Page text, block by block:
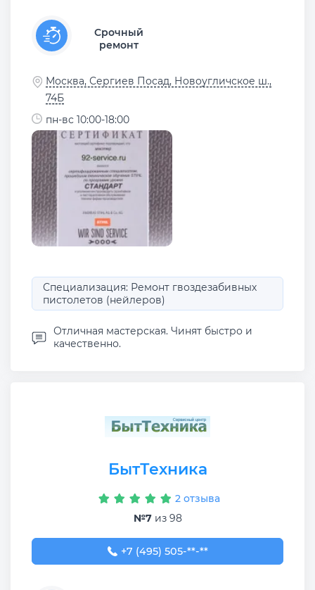
Срочный
ремонт
Москва, Сергиев Посад, Новоугличское ш.,
74Б
пн-вс 10:00-18:00
Специализация: Ремонт гвоздезабивных
пистолетов (нейлеров)
Отличная мастерская. Чинят быстро и
качественно.
БытТехника
2 отзыва
№7из 98
+7 (495) 505-95-35
+7 (495) 505-**-**